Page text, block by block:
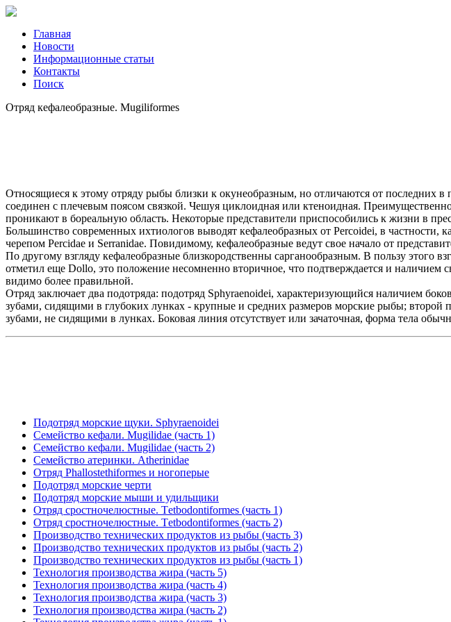
Главная
Новости
Информационные статьи
Контакты
Поиск
Отряд кефалеобразные. Mugiliformes
Относящиеся к этому отряду рыбы близки к окунеобразным, но отличаются от последних
соединен с плечевым поясом связкой. Чешуя циклоидная или ктеноидная.
проникают в бореальную область. Некоторые представители приспособились к жизни в
Большинство современных ихтиологов выводят кефалеобразных от Percoidei, в частности,
черепом Percidae и Serranidae. Повидимому, кефалеобразные ведут свое начало от
По другому взгляду кефалеобразные близкородственны сарганообразным. В пользу этого
отметил еще Dollo, это положение несомненно вторичное, что подтверждается и наличием
видимо более правильной.
Отряд заключает два подотряда: подотряд Sphyraenoidei, характеризующийся наличием
зубами, сидящими в глубоких лунках - крупные и средних размеров морские рыбы;
зубами, не сидящими в лунках. Боковая линия отсутствует или зачаточная, форма тела
Подотряд морские щуки. Sphyraenoidei
Семейство кефали. Mugilidae (часть 1)
Семейство кефали. Mugilidae (часть 2)
Семейство атеринки. Atherinidae
Отряд Phallostethiformes и ногоперые
Подотряд морские черти
Подотряд морские мыши и удильщики
Отряд сростночелюстные. Tеtbodontiformes (часть 1)
Отряд сростночелюстные. Tеtbodontiformes (часть 2)
Производство технических продуктов из рыбы (часть 3)
Производство технических продуктов из рыбы (часть 2)
Производство технических продуктов из рыбы (часть 1)
Технология производства жира (часть 5)
Технология производства жира (часть 4)
Технология производства жира (часть 3)
Технология производства жира (часть 2)